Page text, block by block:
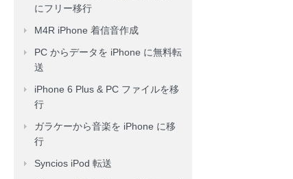
にフリー移行
M4R iPhone 着信音作成
PC からデータを iPhone に無料転
送
iPhone 6 Plus & PC ファイルを移
行
ガラケーから音楽を iPhone に移
行
Syncios iPod 転送